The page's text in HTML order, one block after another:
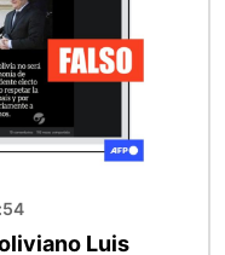
Luis